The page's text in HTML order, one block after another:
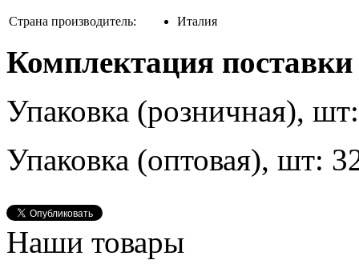
Страна производитель: Италия
Комплектация поставки
Упаковка (розничная),
Упаковка (оптовая), шт:
Наши товары